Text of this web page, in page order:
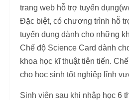
trang web hỗ trợ tuyển
Đặc biệt, có chương trình hỗ
tuyển dụng dành cho những
Chế độ Science Card dành
khoa học kĩ thuật tiên tiến.
cho học sinh tốt nghiệp lĩnh
Sinh viên sau khi nhập học 6